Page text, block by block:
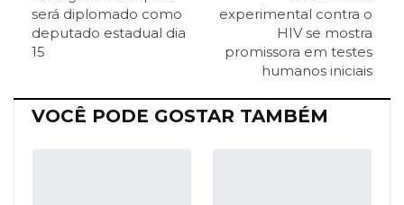
ReddIt Pinterest Telegram
Viber O email
será diplomado como
deputado estadual dia
15
experimental contra o
HIV se mostra
promissora em testes
humanos iniciais
VOCÊ PODE GOSTAR TAMBÉM